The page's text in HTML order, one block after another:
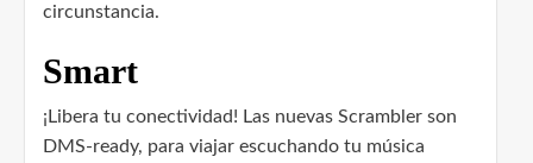
circunstancia.
Smart
¡Libera tu conectividad! Las nuevas Scrambler son
DMS-ready, para viajar escuchando tu música